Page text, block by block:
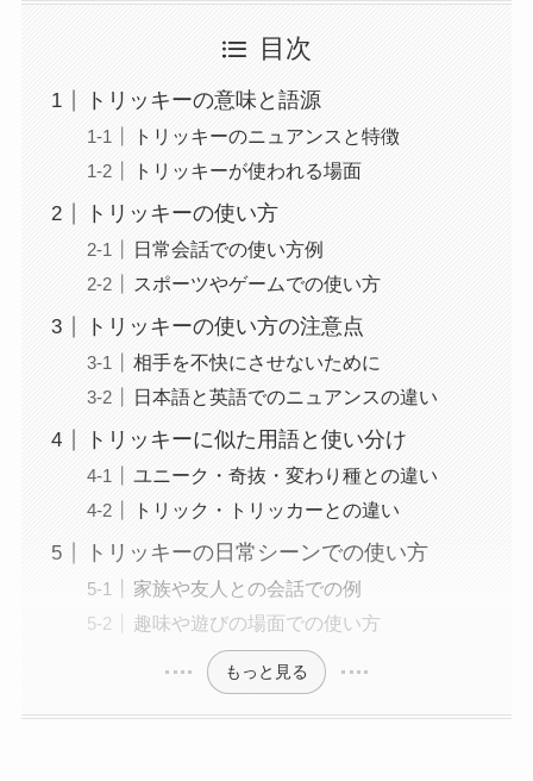
目次
トリッキーの意味と語源
トリッキーのニュアンスと特徴
トリッキーが使われる場面
トリッキーの使い方
日常会話での使い方例
スポーツやゲームでの使い方
トリッキーの使い方の注意点
相手を不快にさせないために
日本語と英語でのニュアンスの違い
トリッキーに似た用語と使い分け
ユニーク・奇抜・変わり種との違い
トリック・トリッカーとの違い
トリッキーの日常シーンでの使い方
家族や友人との会話での例
趣味や遊びの場面での使い方
もっと見る